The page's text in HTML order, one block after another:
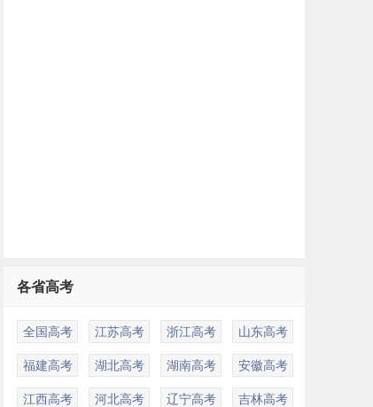
各省高考
全国高考 江苏高考 浙江高考 山东高考
福建高考 湖北高考 湖南高考 安徽高考
江西高考 河北高考 辽宁高考 吉林高考